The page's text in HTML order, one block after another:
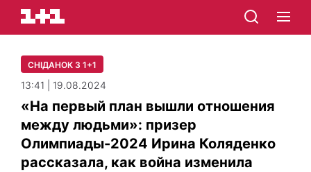
СНІДАНОК З 1+1
13:41 | 19.08.2024
«На первый план вышли отношения
между людьми»: призер
Олимпиады-2024 Ирина Коляденко
рассказала, как война изменила